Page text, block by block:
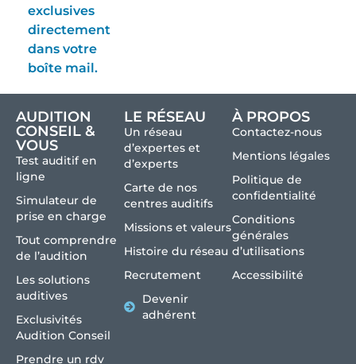
exclusives
directement
dans votre
boîte mail.
AUDITION
CONSEIL &
VOUS
Test auditif en
ligne
Simulateur de
prise en charge
Tout comprendre
de l’audition
Les solutions
auditives
Exclusivités
Audition Conseil
Prendre un rdv
LE RÉSEAU
Un réseau
d’expertes et
d’experts
Carte de nos
centres auditifs
Missions et valeurs
Histoire du réseau
Recrutement
Devenir
adhérent
À PROPOS
Contactez-nous
Mentions légales
Politique de
confidentialité
Conditions
générales
d’utilisations
Accessibilité